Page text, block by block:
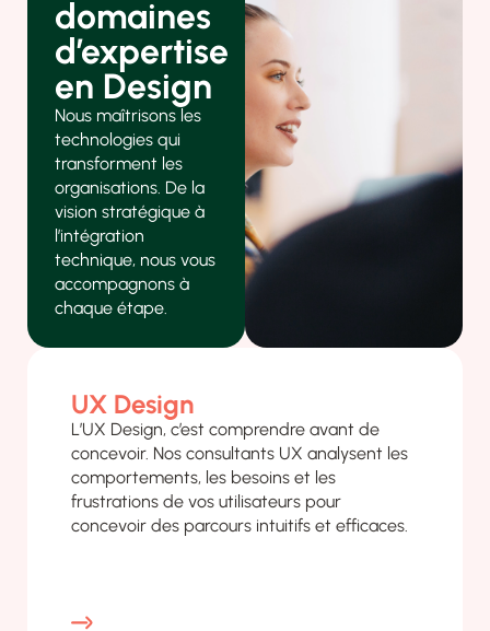
domaines
d’expertise
en Design
Nous maîtrisons les
technologies qui
transforment les
organisations. De la
vision stratégique à
l’intégration
technique, nous vous
accompagnons à
chaque étape.
UX Design
L’UX Design, c’est comprendre avant de
concevoir. Nos consultants UX analysent les
comportements, les besoins et les
frustrations de vos utilisateurs pour
concevoir des parcours intuitifs et efficaces.